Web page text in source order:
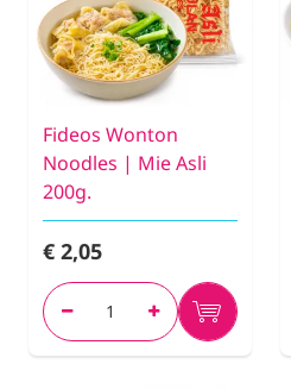
Fideos Wonton
Noodles | Mie Asli
200g.
€ 2,05